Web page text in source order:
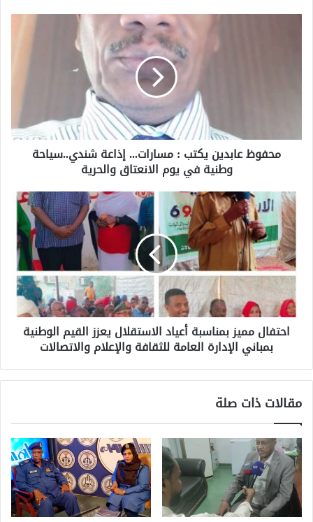
محفوظ عابدين يكتب : مسارات... إذاعة شندي..سياحة
وطنية في يوم الانعتاق والحرية
احتفال مميز بمناسبة أعياد الاستقلال يعزز القيم الوطنية
بمباني الإدارة العامة للثقافة والإعلام والاتصالات
مقالات ذات صلة